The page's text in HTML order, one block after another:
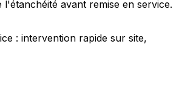
avant remise en service.
: intervention rapide sur site,